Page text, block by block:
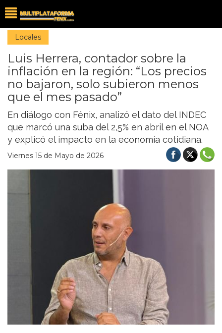
Locales
Luis Herrera, contador sobre la
inflación en la región: “Los precios
no bajaron, solo subieron menos
que el mes pasado”
En diálogo con Fénix, analizó el dato del INDEC
que marcó una suba del 2,5% en abril en el NOA
y explicó el impacto en la economía cotidiana.
Viernes 15 de Mayo de 2026